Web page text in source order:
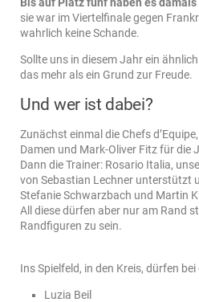
sie war im Viertelfinale gegen
wahrlich keine Schande.
Sollte uns in diesem Jahr ein
das mehr als ein Grund zur Freude.
Und wer ist dabei?
Zunächst einmal die Chefs
Damen und Mark-Oliver Fitz für die
Dann die Trainer: Rosario Italia,
von Sebastian Lechner unterstützt
Stefanie Schwarzbach und Martin
All diese dürfen aber nur am Rand
Randfiguren zu sein.
Ins Spielfeld, in den Kreis, dürfen bei
Luzia Beil